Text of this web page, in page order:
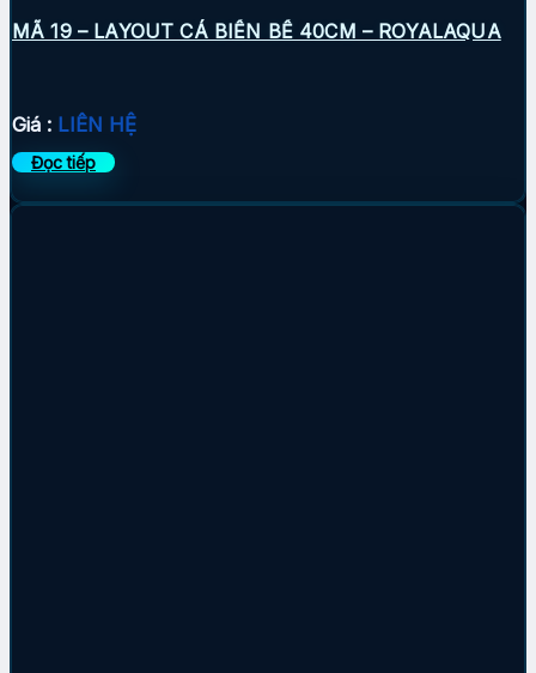
MÃ 19 – LAYOUT CÁ BIỂN BỂ 40CM – ROYALAQUA
Giá : LIÊN HỆ
Đọc tiếp